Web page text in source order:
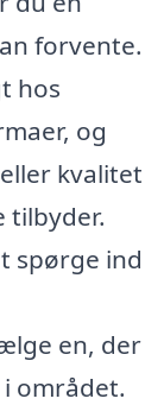
forvente.
hos
og
kvalitet
tilbyder.
spørge ind
en, der
området.